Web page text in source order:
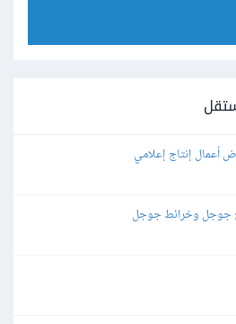
أعمال إنتاج إعلامي